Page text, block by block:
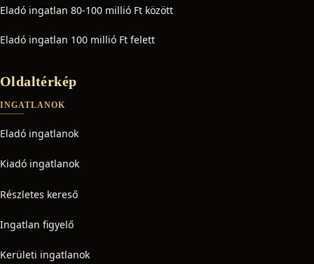
Eladó ingatlan 80-100 millió Ft között
Eladó ingatlan 100 millió Ft felett
Oldaltérkép
INGATLANOK
Eladó ingatlanok
Kiadó ingatlanok
Részletes kereső
Ingatlan figyelő
Kerületi ingatlanok